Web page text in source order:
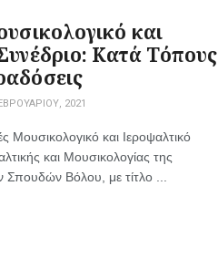
και
Κατά Τόπους
2021
Μουσικολογικό και Ιεροψαλτικό
και Μουσικολογίας της
Σπουδών Βόλου, με τίτλο ...